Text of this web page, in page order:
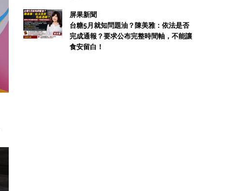
屏果新聞
台糖5月就知問題油？陳美雅：依法是否
完成通報？要求公布完整時間軸，不能讓
食安留白！